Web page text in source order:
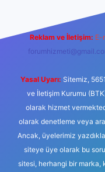
Reklam ve İletişim: E-
Yasal Uyarı: Sitemiz,
ve İletişim Kurumu
olarak hizmet
olarak denetleme veya
Ancak, üyelerimiz
siteye üye olarak bu
sitesi, herhangi bir marka,